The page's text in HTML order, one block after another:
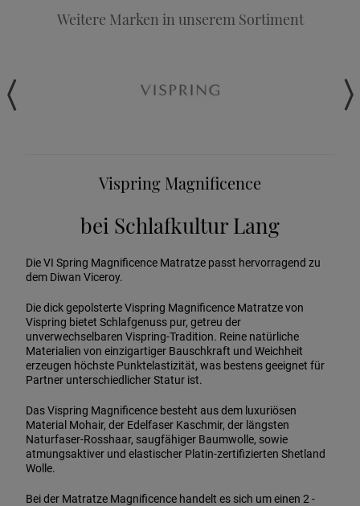
Weitere Marken in unserem Sortiment
Vispring Magnificence
bei Schlafkultur Lang
Die VI Spring Magnificence Matratze passt hervorragend zu
dem Diwan Viceroy.
Die dick gepolsterte Vispring Magnificence Matratze von
Vispring bietet Schlafgenuss pur, getreu der
unverwechselbaren Vispring-Tradition. Reine natürliche
Materialien von einzigartiger Bauschkraft und Weichheit
erzeugen höchste Punktelastizität, was bestens geeignet für
Partner unterschiedlicher Statur ist.
Das Vispring Magnificence besteht aus dem luxuriösen
Material Mohair, der Edelfaser Kaschmir, der längsten
Naturfaser-Rosshaar, saugfähiger Baumwolle, sowie
atmungsaktiver und elastischer Platin-zertifizierten Shetland
Wolle.
Bei der Matratze Magnificence handelt es sich um einen 2 -